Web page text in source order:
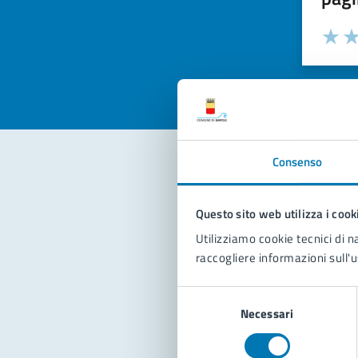
Consenso
Questo sito web utilizza i
Utilizziamo cookie tecnici di
raccogliere informazioni
Necessari
Valuta